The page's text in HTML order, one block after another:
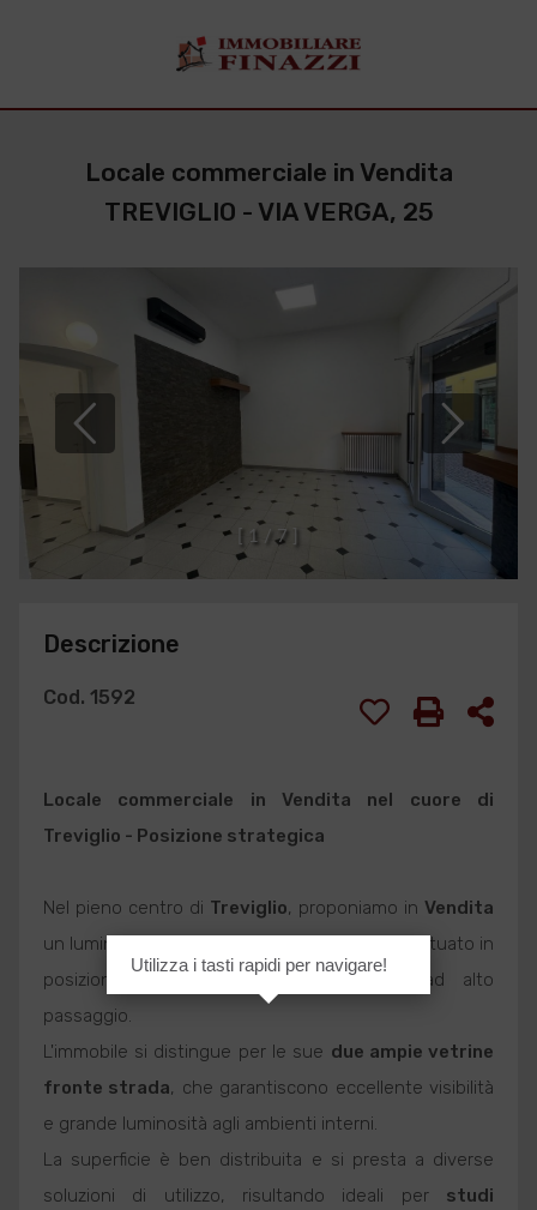
Locale commerciale in Vendita
TREVIGLIO - VIA VERGA, 25
1 / 7
Descrizione
Cod. 1592
Locale commerciale in Vendita nel cuore di
Treviglio - Posizione strategica
Nel pieno centro di Treviglio, proponiamo inVendita
un luminoso
di 65 mq, situato in
posizione privilegiata su via pedonale ad alto
passaggio.
L'immobile si distingue per le sue due ampie vetrine
fronte strada, che garantiscono eccellente visibilità
e grande luminosità agli ambienti interni.
La superficie è ben distribuita e si presta a diverse
soluzioni di utilizzo, risultando ideali per studi
Utilizza i tasti rapidi per navigare!